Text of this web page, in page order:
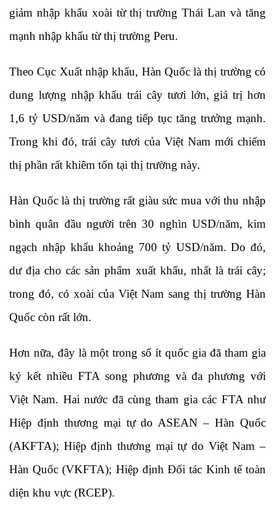
giảm nhập khẩu xoài từ thị trường Thái Lan và tăng
mạnh nhập khẩu từ thị trường Peru.
Theo Cục Xuất nhập khẩu, Hàn Quốc là thị trường có
dung lượng nhập khẩu trái cây tươi lớn, giá trị hơn
1,6 tỷ USD/năm và đang tiếp tục tăng trưởng mạnh.
Trong khi đó, trái cây tươi của Việt Nam mới chiếm
thị phần rất khiêm tốn tại thị trường này.
Hàn Quốc là thị trường rất giàu sức mua với thu nhập
bình quân đầu người trên 30 nghìn USD/năm, kim
ngạch nhập khẩu khoảng 700 tỷ USD/năm. Do đó,
dư địa cho các sản phẩm xuất khẩu, nhất là trái cây;
trong đó, có xoài của Việt Nam sang thị trường Hàn
Quốc còn rất lớn.
Hơn nữa, đây là một trong số ít quốc gia đã tham gia
ký kết nhiều FTA song phương và đa phương với
Việt Nam. Hai nước đã cùng tham gia các FTA như
Hiệp định thương mại tự do ASEAN – Hàn Quốc
(AKFTA); Hiệp định thương mại tự do Việt Nam –
Hàn Quốc (VKFTA); Hiệp định Đối tác Kinh tế toàn
diện khu vực (RCEP).